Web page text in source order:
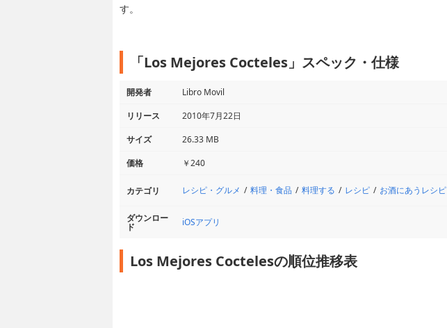
す。
「Los Mejores Cocteles」スペック・仕様
開発者
Libro Movil
リリース
2010年7月22日
サイズ
26.33 MB
価格
￥240
カテゴリ レシピ・グルメ 料理・食品 料理する レシピ お酒にあうレシピ
ダウンロー
ド iOSアプリ
Los Mejores Coctelesの順位推移表